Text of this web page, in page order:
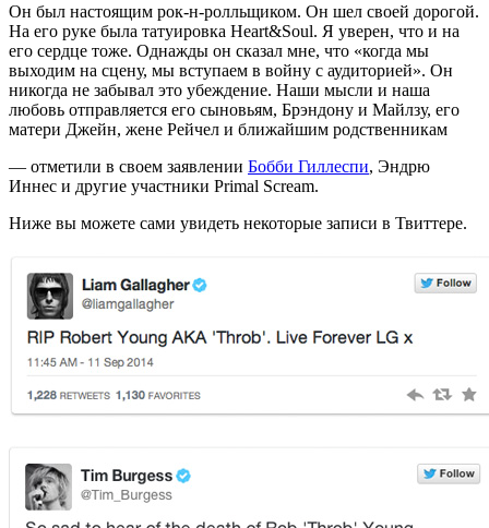
Он был настоящим рок-н-ролльщиком. Он шел своей дорогой.
На его руке была татуировка Heart&Soul. Я уверен, что и на
его сердце тоже. Однажды он сказал мне, что «когда мы
выходим на сцену, мы вступаем в войну с аудиторией». Он
никогда не забывал это убеждение. Наши мысли и наша
любовь отправляется его сыновьям, Брэндону и Майлзу, его
матери Джейн, жене Рейчел и ближайшим родственникам
— отметили в своем заявлении Бобби Гиллеспи, Эндрю
Иннес и другие участники Primal Scream.
Ниже вы можете сами увидеть некоторые записи в Твиттере.